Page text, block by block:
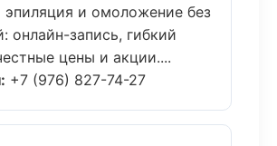
эпиляция и омоложение без
онлайн-запись, гибкий
цены и акции....
+7 (976) 827-74-27